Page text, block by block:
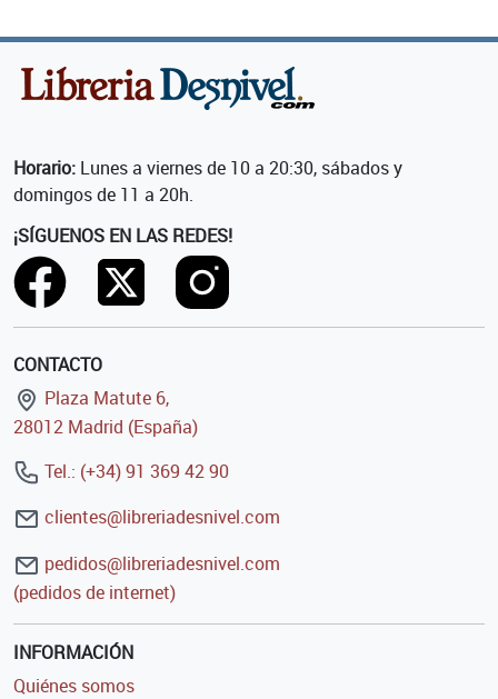
Horario: Lunes a viernes de 10 a 20:30, sábados y
domingos de 11 a 20h.
¡SÍGUENOS EN LAS REDES!
CONTACTO
Plaza Matute 6,
28012 Madrid (España)
Tel.: (+34) 91 369 42 90
clientes@libreriadesnivel.com
pedidos@libreriadesnivel.com
(pedidos de internet)
INFORMACIÓN
Quiénes somos